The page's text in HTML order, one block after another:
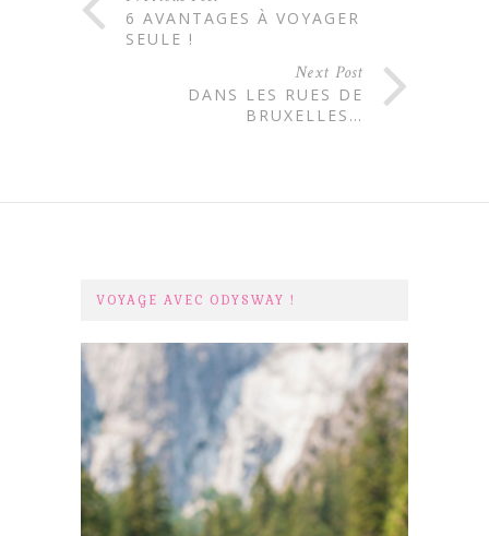
6 AVANTAGES À VOYAGER
SEULE !
Next Post
DANS LES RUES DE
BRUXELLES…
VOYAGE AVEC ODYSWAY !